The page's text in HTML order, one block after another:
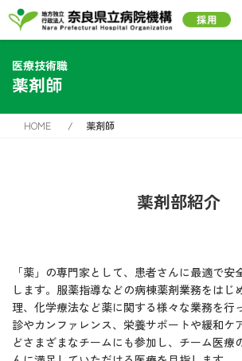
医療技術職
薬剤師
HOME 薬剤師
薬剤部紹介
「薬」の専門家として、患者さんに最適で安
します。服薬指導などの病棟薬剤業務をはじ
理、化学療法など薬に関する様々な業務を行
診やカンファレンス、栄養サポートや緩和ケ
どさまざまなチームにも参加し、チーム医療